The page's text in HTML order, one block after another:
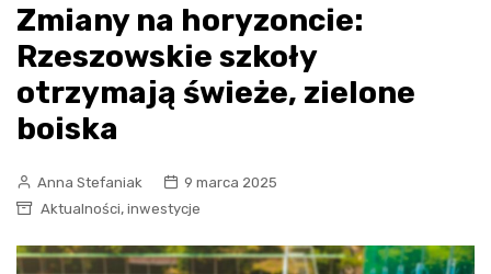
Zmiany na horyzoncie:
Rzeszowskie szkoły
otrzymają świeże, zielone
boiska
Anna Stefaniak
9 marca 2025
Aktualności, inwestycje